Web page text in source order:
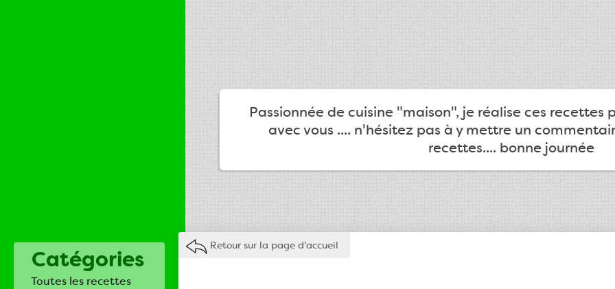
Passionnée de cuisine "maison", je réalise ces recettes
avec vous .... n'hésitez pas à y mettre un
recettes.... bonne journée
Catégories
Toutes les recettes
Retour sur la page d'accueil